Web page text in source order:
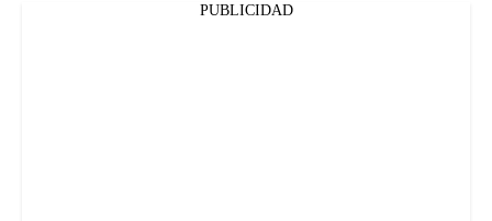
PUBLICIDAD